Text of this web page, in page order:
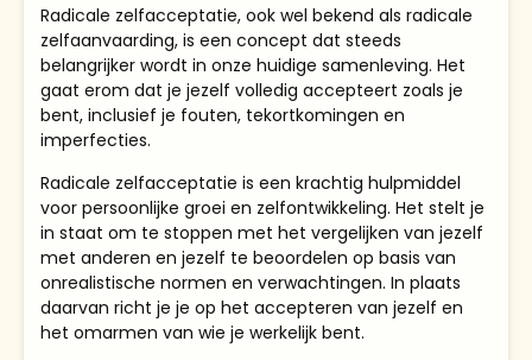
Radicale zelfacceptatie, ook wel bekend als radicale
zelfaanvaarding, is een concept dat steeds
belangrijker wordt in onze huidige samenleving. Het
gaat erom dat je jezelf volledig accepteert zoals je
bent, inclusief je fouten, tekortkomingen en
imperfecties.
Radicale zelfacceptatie is een krachtig hulpmiddel
voor persoonlijke groei en zelfontwikkeling. Het stelt je
in staat om te stoppen met het vergelijken van jezelf
met anderen en jezelf te beoordelen op basis van
onrealistische normen en verwachtingen. In plaats
daarvan richt je je op het accepteren van jezelf en
het omarmen van wie je werkelijk bent.